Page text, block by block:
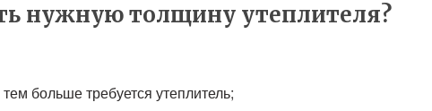
нужную толщину утеплителя?
больше требуется утеплитель;